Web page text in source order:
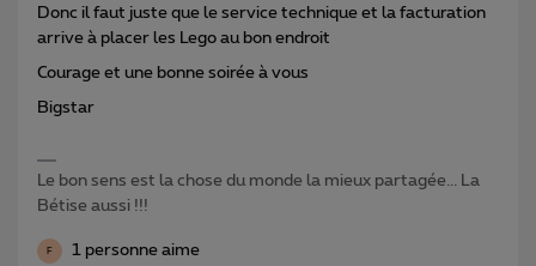
Donc il faut juste que le service technique et la facturation
arrive à placer les Lego au bon endroit
Courage et une bonne soirée à vous
Bigstar
Le bon sens est la chose du monde la mieux partagée... La
Bétise aussi !!!
F 1 personne aime